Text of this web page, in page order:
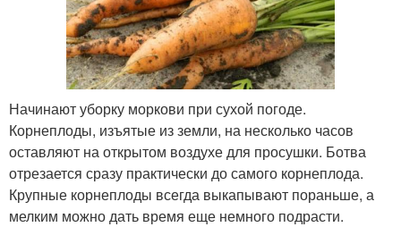
Начинают уборку моркови при сухой погоде.
Корнеплоды, изъятые из земли, на несколько часов
оставляют на открытом воздухе для просушки. Ботва
отрезается сразу практически до самого корнеплода.
Крупные корнеплоды всегда выкапывают пораньше, а
мелким можно дать время еще немного подрасти.